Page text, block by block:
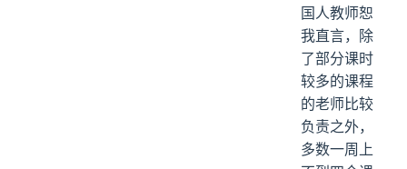
国人教师恕
我直言，除
了部分课时
较多的课程
的老师比较
负责之外，
多数一周上